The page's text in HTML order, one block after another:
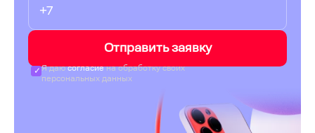
Отправить заявку
Я даюсогласиена обработку своих
персональных данных